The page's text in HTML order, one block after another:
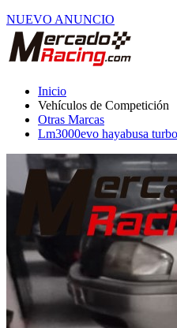
NUEVO ANUNCIO
Inicio
Vehículos de Competición
Otras Marcas
Lm3000evo hayabusa